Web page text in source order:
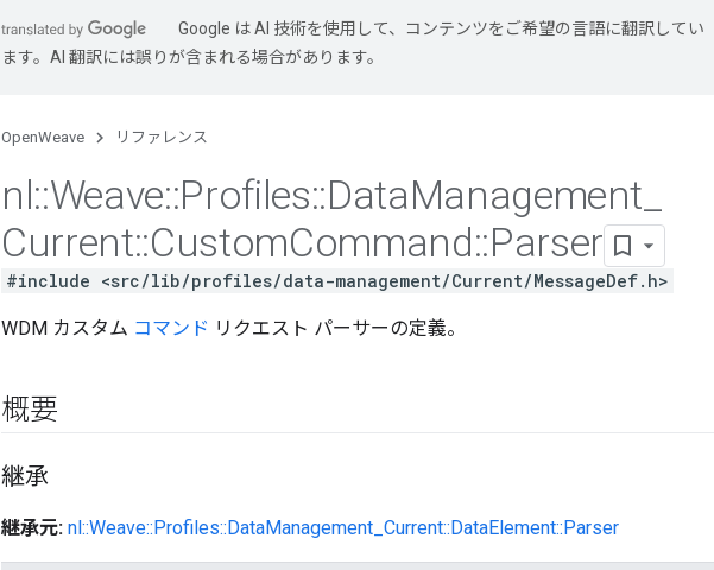
Google は AI 技術を使用して、コンテンツをご希望の言語に翻訳してい
ます。AI 翻訳には誤りが含まれる場合があります。
OpenWeave リファレンス
nl::Weave::Profiles::DataManagement
Current::CustomCommand::Parser
#include <src/lib/profiles/data-management/Current/MessageDef.h>
WDM カスタム コマンド リクエスト パーサーの定義。
概要
継承
継承元: nl::Weave::Profiles::DataManagement_Current::DataElement::Parser